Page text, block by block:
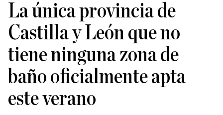
La única provincia de
Castilla y León que no
tiene ninguna zona de
baño oficialmente apta
este verano